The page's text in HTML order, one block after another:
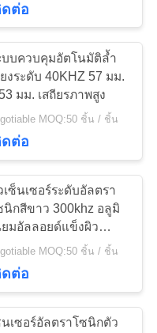
27
ต่อ
บบควบคุมอัตโนมัติล้ำ
ยงระดับ 40KHZ 57 มม.
มม. เสถียรภาพสูง
MOQ:50 ชิ้น / ชิ้น
ต่อ
เซ็นเซอร์ระดับอัลตรา
นิกสีขาว 300khz อลูมิ
ยมอัลลอยด์แข็งผิว
คปซูล
MOQ:50 ชิ้น / ชิ้น
ต่อ
นเซอร์อัลตราโซนิกตัว